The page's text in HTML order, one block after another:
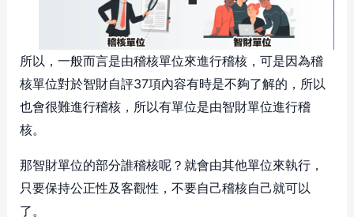
所以，一般而言是由稽核單位來進行稽核，可是因為稽
核單位對於智財自評37項內容有時是不夠了解的，所以
也會很難進行稽核，所以有單位是由智財單位進行稽
核。
那智財單位的部分誰稽核呢？就會由其他單位來執行，
只要保持公正性及客觀性，不要自己稽核自己就可以
了。